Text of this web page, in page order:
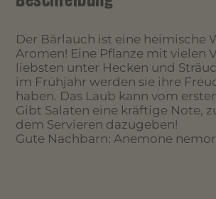
Der Bärlauch ist eine heimische
Aromen! Eine Pflanze mit vielen
liebsten unter Hecken und
im Frühjahr werden sie ihre
haben. Das Laub kann vom
Gibt Salaten eine kräftige Note,
dem Servieren dazugeben!
Gute Nachbarn: Anemone